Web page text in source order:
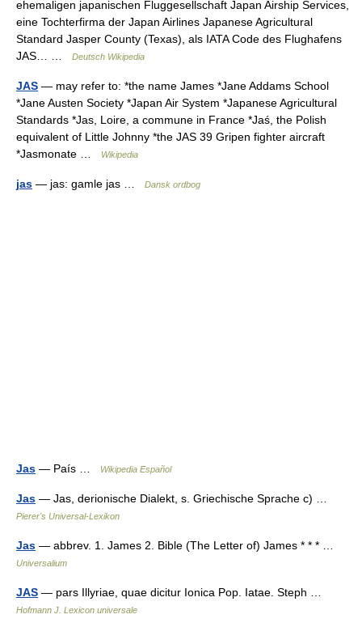
ehemaligen japanischen Fluggesellschaft Japan Airship Services,
eine Tochterfirma der Japan Airlines Japanese Agricultural
Standard Jasper County (Texas), als IATA Code des Flughafens
JAS… …
Deutsch Wikipedia
JAS — may refer to: *the name James *Jane Addams School
*Jane Austen Society *Japan Air System *Japanese Agricultural
Standards *Jas, Loire, a commune in France *Jaś, the Polish
equivalent of Little Johnny *the JAS 39 Gripen fighter aircraft
*Jasmonate …
Wikipedia
jas — jas: gamle jas … Dansk ordbog
Jas — País … Wikipedia Español
Jas — Jas, derionische Dialekt, s. Griechische Sprache c) …
Pierer's Universal-Lexikon
Jas — abbrev. 1. James 2. Bible (The Letter of) James * * * …
Universalium
JAS — pars Illyriae, quae dicitur Ionica Pop. Iatae. Steph …
Hofmann J. Lexicon universale